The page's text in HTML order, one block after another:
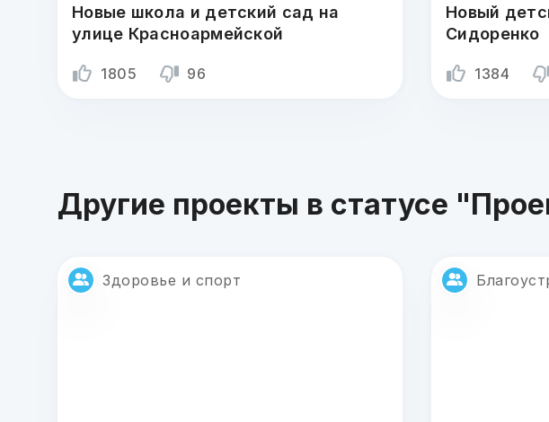
Новые школа и детский сад на
улице Красноармейской
1805 96
Новый
Сидоренко
1384
Другие проекты в статусе
Здоровье и спорт